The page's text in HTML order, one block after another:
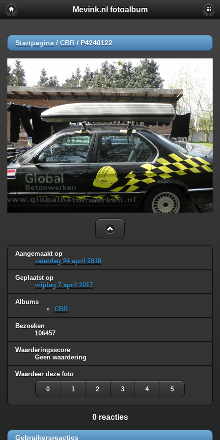
Mevink.nl fotoalbum
Startpagina / CBR / P4240122
Aangemaakt op
zaterdag 24 april 2010
Geplaatst op
vrijdag 7 april 2017
Albums
CBR
Bezoeken
106457
Waarderingsscore
Geen waardering
Waardeer deze foto
0 1 2 3 4 5
0 reacties
Gebruikersreacties